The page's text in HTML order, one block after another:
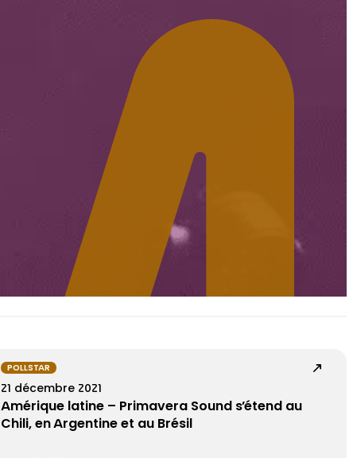
POLLSTAR
21 décembre 2021
Amérique latine – Primavera Sound s’étend au
Chili, en Argentine et au Brésil